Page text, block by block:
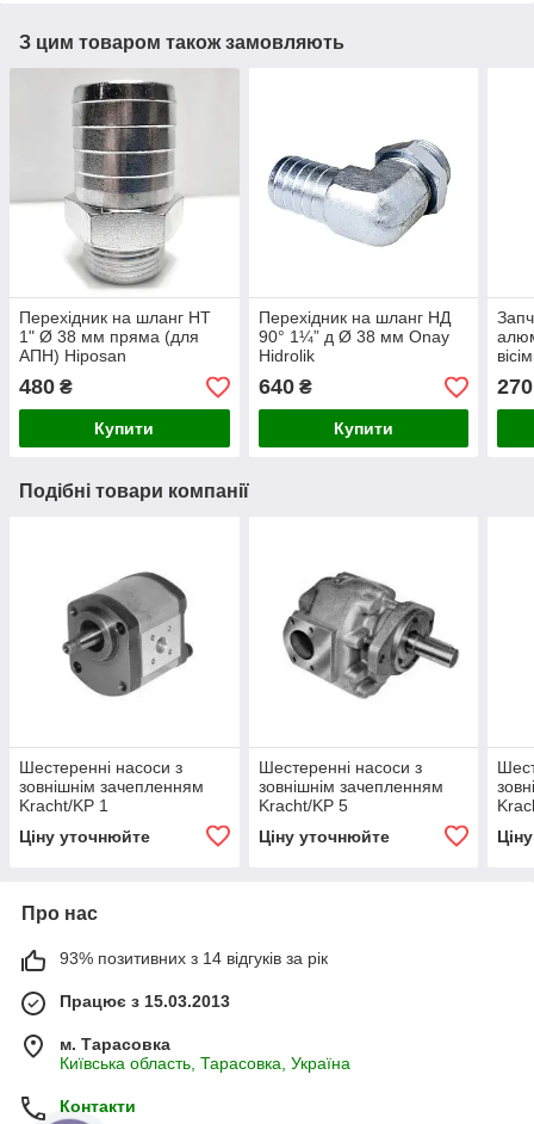
З цим товаром також замовляють
Перехідник на шланг НТ
1" Ø 38 мм пряма (для
АПН) Hiposan
480 ₴
Купити
Перехідник на шланг НД
90° 1¼” д Ø 38 мм Onay
Hidrolik
640₴
Купити
270
Подібні товари компанії
Шестеренні насоси з
зовнішнім зачепленням
Kracht/KP 1
Ціну уточнюйте
Шестеренні насоси з
зовнішнім зачепленням
Kracht/KP 5
Ціну уточнюйте
Про нас
93% позитивних з 14 відгуків за рік
Працює з 15.03.2013
м. Тарасовка
Київська область, Тарасовка, Україна
Контакти